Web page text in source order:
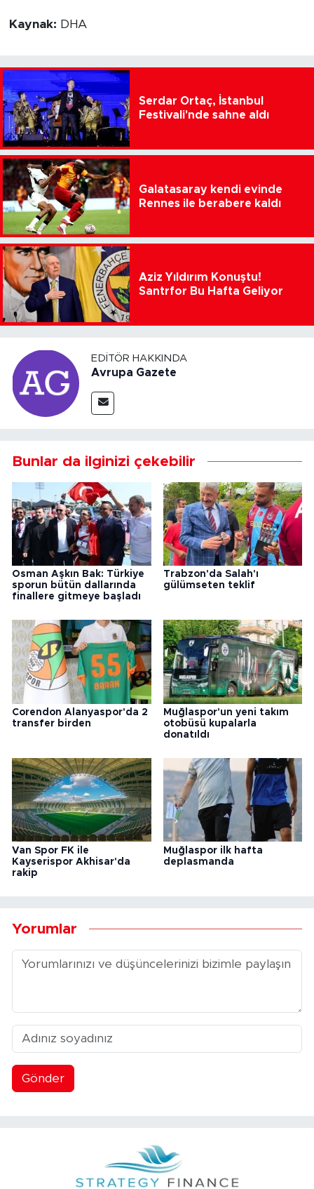
Kaynak: DHA
Serdar Ortaç, İstanbul
Festivali'nde sahne aldı
Galatasaray kendi evinde
Rennes ile berabere kaldı
Aziz Yıldırım Konuştu!
Santrfor Bu Hafta Geliyor
EDITÖR HAKKINDA
Avrupa Gazete
Bunlar da ilginizi çekebilir
Osman Aşkın Bak: Türkiye
sporun bütün dallarında
finallere gitmeye başladı
Trabzon'da Salah'ı
gülümseten teklif
Corendon Alanyaspor'da 2
transfer birden
Muğlaspor'un yeni takım
otobüsü kupalarla
donatıldı
Van Spor FK ile
Kayserispor Akhisar'da
rakip
Muğlaspor ilk hafta
deplasmanda
Yorumlar
Gönder